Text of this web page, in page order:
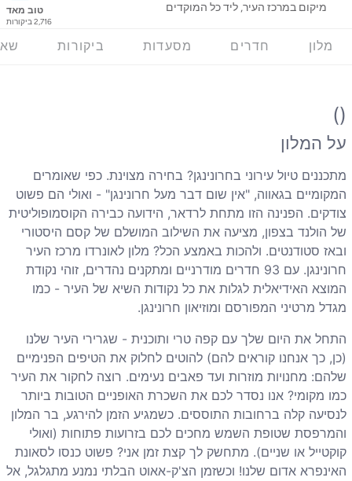
מיקום במרכז העיר, ליד כל המוקדים טוב מאד
2,716ביקורות
מלון חדרים מסעדות ביקורות
()
על המלון
מתכננים טיול עירוני בחרונינגן? בחירה מצוינת. כפי שאומרים
המקומיים בגאווה, "אין שום דבר מעל חרונינגן" - ואולי הם פשוט
צודקים. הפנינה הזו מתחת לרדאר, הידועה כבירה הקוסמופוליטית
של הולנד בצפון, מציעה את השילוב המושלם של קסם היסטורי
ובאז סטודנטים. ולהכות באמצע הכל? מלון לאונרדו מרכז העיר
חרונינגן. עם 93 חדרים מודרניים ומתקנים נהדרים, זוהי נקודת
המוצא האידיאלית לגלות את כל נקודות השיא של העיר - כמו
מגדל מרטיני המפורסם ומוזיאון חרונינגן.
התחל את היום שלך עם קפה טרי ותוכנית - שגרירי העיר שלנו
(כן, כך אנחנו קוראים להם) להוטים לחלוק את הטיפים הפנימיים
שלהם: מחנויות מוזרות ועד פאבים נעימים. רוצה לחקור את העיר
כמו מקומי? אנו נסדר לכם את השכרת האופניים הטובות ביותר
לנסיעה קלה ברחובות התוססים. כשמגיע הזמן להירגע, בר המלון
והמרפסת שטופת השמש מחכים לכם בזרועות פתוחות (ואולי
קוקטייל או שניים). מתחשק לך קצת זמן אני? פשוט כנסו לסאונת
האינפרא אדום שלנו! וכשזמן הצ'ק-אאוט הבלתי נמנע מתגלגל, אל